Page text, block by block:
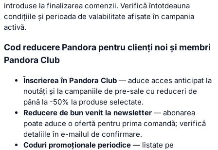
introduse la finalizarea comenzii. Verifică întotdeauna
condițiile și perioada de valabilitate afișate în campania
activă.
Cod reducere Pandora pentru clienți noi și membri
Pandora Club
Înscrierea în Pandora Club — aduce acces anticipat la
noutăți și la campaniile de pre-sale cu reduceri de
până la -50% la produse selectate.
Reducere de bun venit la newsletter — abonarea
poate aduce o ofertă pentru prima comandă; verifică
detaliile în e-mailul de confirmare.
Coduri promoționale periodice — listate pe